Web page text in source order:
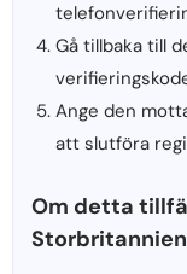
Gå tillbaka till
Ange den
att slutföra
Om detta
Storbritannien